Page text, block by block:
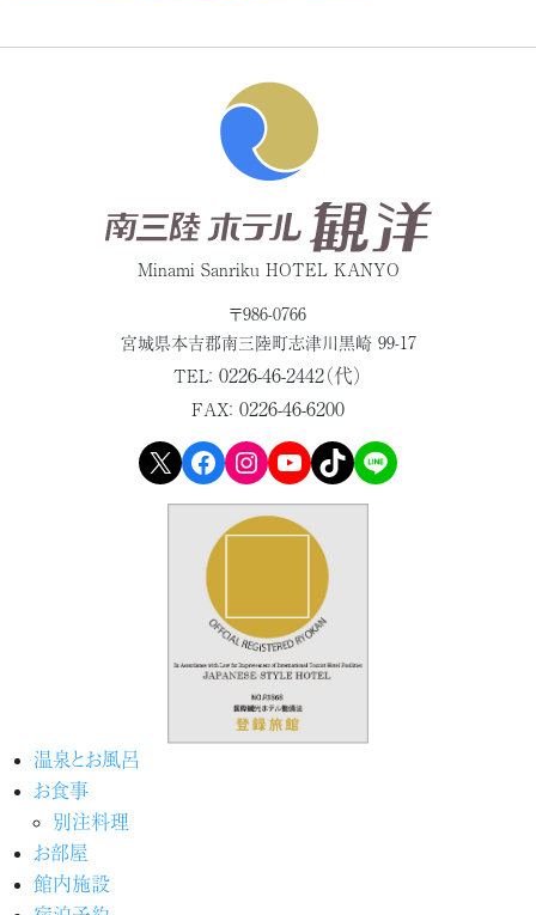
Minami Sanriku HOTEL KANYO
〒986-0766
宮城県本吉郡南三陸町志津川黒崎 99-17
TEL： 0226-46-2442（代）
FAX： 0226-46-6200
X Facebook Instagram YouTube TikTok LINE
温泉とお風呂
お食事
別注料理
お部屋
館内施設